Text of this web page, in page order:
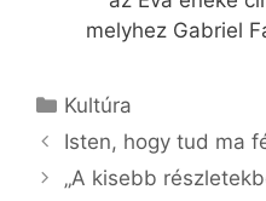
melyhez Gabriel
Kategória
Kultúra
Isten, hogy tud ma
„A kisebb